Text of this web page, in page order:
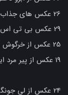
26 عکس های جذاب نقاشی معلم مرد که شما را شگفت زده می کند
29 عکس بی تی اس والپیپر برای قلب های عاشق
25 عکس از خرگوش کارتونی ساده و دوست‌داشتنی
19 عکس از پیر مرد ایرانی با داستان های زندگی شگفت انگیز
24 عکس از لی